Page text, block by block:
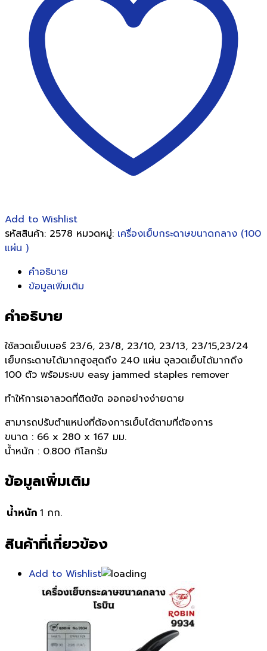
Add to Wishlist
รหัสสินค้า: 2578 หมวดหมู่: เครื่องเย็บกระดาษขนาดกลาง (100
แผ่น )
คำอธิบาย
ข้อมูลเพิ่มเติม
คำอธิบาย
ใช้ลวดเย็บเบอร์ 23/6, 23/8, 23/10, 23/13, 23/15,23/24
เย็บกระดาษได้มากสูงสุดถึง 240 แผ่น จุลวดเย็บได้มากถึง
100 ตัว พร้อมระบบ easy jammed staples remover
ทำให้การเอาลวดที่ติดขัด ออกอย่างง่ายดาย
สามารถปรับตำแหน่งที่ต้องการเย็บได้ตามที่ต้องการ
ขนาด : 66 x 280 x 167 มม.
น้ำหนัก : 0.800 กิโลกรัม
ข้อมูลเพิ่มเติม
น้ำหนัก 1 กก.
สินค้าที่เกี่ยวข้อง
Add to Wishlist